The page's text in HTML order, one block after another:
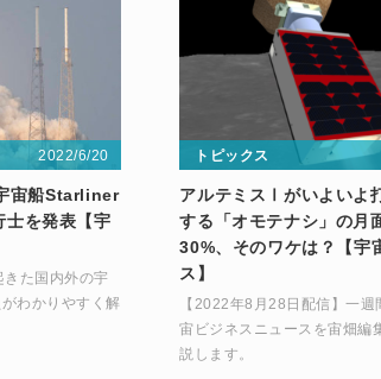
2022/6/20
宙船Starliner
士を発表【宇
きた国内外の宇
わかりやすく解
トピックス
アルテミスⅠがいよいよ
する「オモテナシ」の月
30%、そのワケは？【宇
ス】
【2022年8月28日配信】一
宙ビジネスニュースを宙畑編
説します。